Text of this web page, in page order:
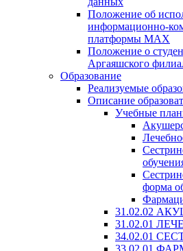
Положение об
информационно-
платформы MAX
Положение о
Аргаяшского
Образование
Реализуемые
Описание
Учебные
форма
31.02.02
31.02.01
34.02.01
33.02.01